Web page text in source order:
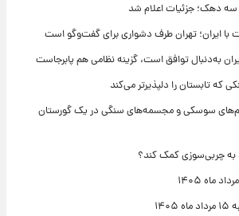
سه دهک؛ جزئیات اعلام شد
ایران؛ تهران طرف دشواری برای گفت‌وگو است
به‌دنبال توافق است، گزینه نظامی هم پابرجاست
تابستان را دلپذیرتر می‌کند
سوسکی و مجسمه‌های سنگی در یک گورستان
به چربی‌سوزی کمک کند؟